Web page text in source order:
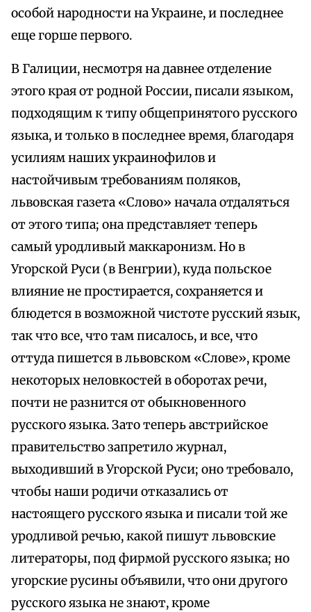
особой народности на Украине, и последнее
еще горше первого.
В Галиции, несмотря на давнее отделение
этого края от родной России, писали языком,
подходящим к типу общепринятого русского
языка, и только в последнее время, благодаря
усилиям наших украинофилов и
настойчивым требованиям поляков,
львовская газета «Слово» начала отдаляться
от этого типа; она представляет теперь
самый уродливый маккаронизм. Но в
Угорской Руси (в Венгрии), куда польское
влияние не простирается, сохраняется и
блюдется в возможной чистоте русский язык,
так что все, что там писалось, и все, что
оттуда пишется в львовском «Слове», кроме
некоторых неловкостей в оборотах речи,
почти не разнится от обыкновенного
русского языка. Зато теперь австрийское
правительство запретило журнал,
выходивший в Угорской Руси; оно требовало,
чтобы наши родичи отказались от
настоящего русского языка и писали той же
уродливой речью, какой пишут львовские
литераторы, под фирмой русского языка; но
угорские русины объявили, что они другого
русского языка не знают, кроме